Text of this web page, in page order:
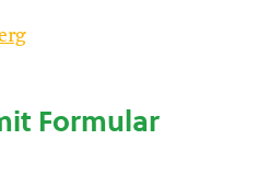
Formular